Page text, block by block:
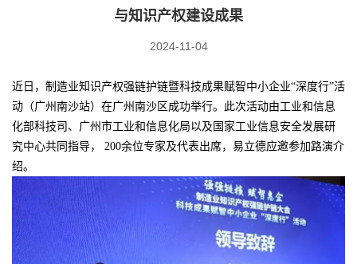
与知识产权建设成果
2024-11-04
近日，制造业知识产权强链护链暨科技成果赋智中小企业“深度行”活
动（广州南沙站）在广州南沙区成功举行。此次活动由工业和信息
化部科技司、广州市工业和信息化局以及国家工业信息安全发展研
究中心共同指导， 200余位专家及代表出席，易立德应邀参加路演介
绍。